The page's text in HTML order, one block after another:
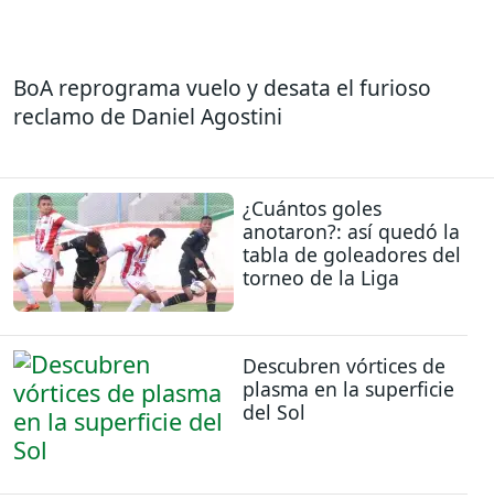
BoA reprograma vuelo y desata el furioso
reclamo de Daniel Agostini
¿Cuántos goles
anotaron?: así quedó la
tabla de goleadores del
torneo de la Liga
Descubren vórtices de
plasma en la superficie
del Sol